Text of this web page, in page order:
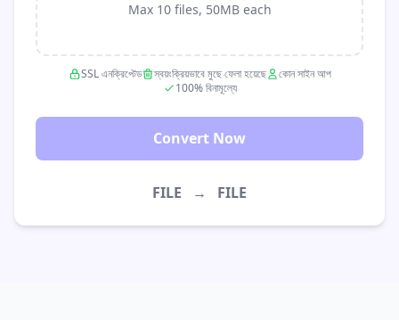
Max 10 files, 50MB each
SSL এনক্রিপ্টেড স্বয়ংক্রিয়ভাবে মুছে ফেলা হয়েছে
কোন সাইন আপ
100% বিনামূল্যে
Convert Now
FILE → FILE